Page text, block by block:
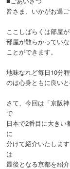
皆さま、いかがお過
ここしばらくは部屋
部屋が散らかってい
ことができます。
地味なれど毎日10分
のは心身ともに良いと
さて、今回は「京阪
で
日本で2番目に大き
に
分けて紹介いたしま
は
最後となる京都を紹介